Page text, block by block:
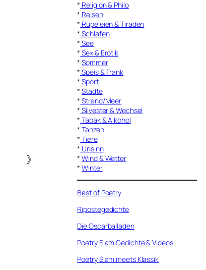
》
* Religion & Philo
* Reisen
* Rüpeleien & Tiraden
* Schlafen
* See
* Sex & Erotik
*Sommer
* Speis & Trank
* Sport
*Städte
* Strand/Meer
* Silvester & Wechsel
* Tabak & Alkohol
* Tanzen
* Tiere
* Unsinn
*Wind & Wetter
*Winter
Best of Poetry
Ripostegedichte
Die Oscarballaden
Poetry Slam Gedichte & Videos
Poetry Slam meets Klassik